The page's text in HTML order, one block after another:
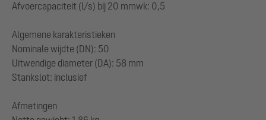
Afvoercapaciteit (l/s) bij 20 mmwk: 0,5
Algemene karakteristieken
Nominale wijdte (DN): 50
Uitwendige diameter (DA): 58 mm
Stankslot: inclusief
Afmetingen